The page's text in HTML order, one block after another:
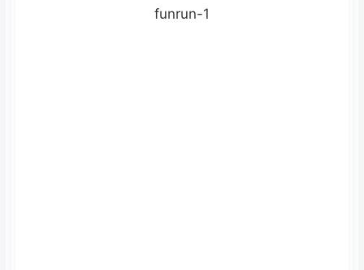
funrun-1